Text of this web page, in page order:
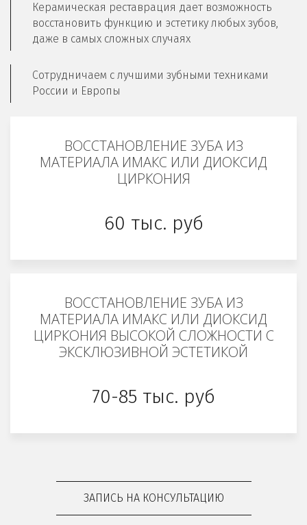
Керамическая реставрация дает возможность
восстановить функцию и эстетику любых зубов,
даже в самых сложных случаях
Сотрудничаем с лучшими зубными техниками
России и Европы
ВОССТАНОВЛЕНИЕ ЗУБА ИЗ
МАТЕРИАЛА ИМАКС ИЛИ ДИОКСИД
ЦИРКОНИЯ
60 тыс. руб
ВОССТАНОВЛЕНИЕ ЗУБА ИЗ
МАТЕРИАЛА ИМАКС ИЛИ ДИОКСИД
ЦИРКОНИЯ ВЫСОКОЙ СЛОЖНОСТИ С
ЭКСКЛЮЗИВНОЙ ЭСТЕТИКОЙ
70-85 тыс. руб
ЗАПИСЬ НА КОНСУЛЬТАЦИЮ